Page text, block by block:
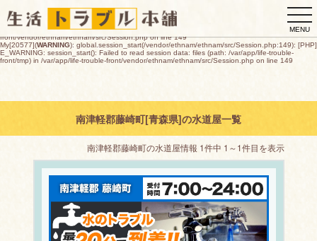
E_WARNING: session_start(): open(/var/app/life-trouble-
front/tmp/sess_28c81a24f31524c74d5b8845fe9ea2e7b395961ac950d72e70f774b7a2c275e5,
O_RDWR) failed: デバイスに空き領域がありません (28) in /var/app/life-trouble-
front/vendor/ethnam/ethnam/src/Session.php on line 149
My[20577](WARNING): global.session_start(/vendor/ethnam/ethnam/src/Session.php:149): [PHP]
E_WARNING: session_start(): Failed to read session data: files (path: /var/app/life-trouble-
front/tmp) in /var/app/life-trouble-front/vendor/ethnam/ethnam/src/Session.php on line 149
MENU
南津軽郡藤崎町[青森県]の水道屋一覧
南津軽郡藤崎町の水道屋情報 1件中 1～1件目を表示